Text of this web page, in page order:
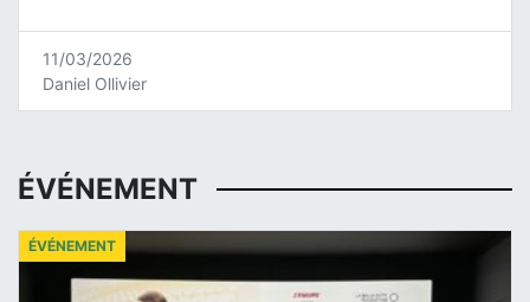
11/03/2026
Daniel Ollivier
ÉVÉNEMENT
ÉVÉNEMENT